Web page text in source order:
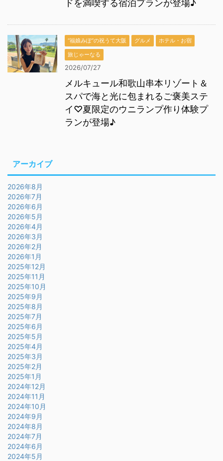
ドを満喫する宿泊プランが登場♪
“福娘みぽ”の祝うて大阪 グルメ
ホテル・お宿
旅じゃーなる
2026/07/27
メルキュール和歌山串本リゾート＆
スパで海と光に包まれるご褒美ステ
イ♡夏限定のウニランプ作り体験プ
ランが登場♪
アーカイブ
2026年8月
2026年7月
2026年6月
2026年5月
2026年4月
2026年3月
2026年2月
2026年1月
2025年12月
2025年11月
2025年10月
2025年9月
2025年8月
2025年7月
2025年6月
2025年5月
2025年4月
2025年3月
2025年2月
2025年1月
2024年12月
2024年11月
2024年10月
2024年9月
2024年8月
2024年7月
2024年6月
2024年5月